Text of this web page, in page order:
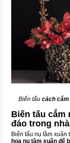
Biến tấu cách cắm
Biến tấu cắm
đáo trong nhà
Biến tấu nụ tầm xuân
hoa nụ tầm xuân để